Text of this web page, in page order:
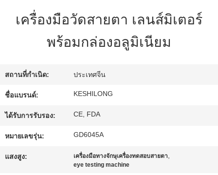
ควบคุม
คุณภาพ
ติดต่อ
เรา
ขอ
ใบ
เครื่องมือวัดสายตา เลนส์มิเตอร์
พร้อมกล่องอลูมิเนียม
สถานที่กำเนิด: ประเทศจีน
ชื่อแบรนด์: KESHILONG
ได้รับการรับรอง: CE, FDA
หมายเลขรุ่น: GD6045A
แสงสูง: เครื่องมือทางจักษุเครื่องทดสอบสายตา,
eye testing machine